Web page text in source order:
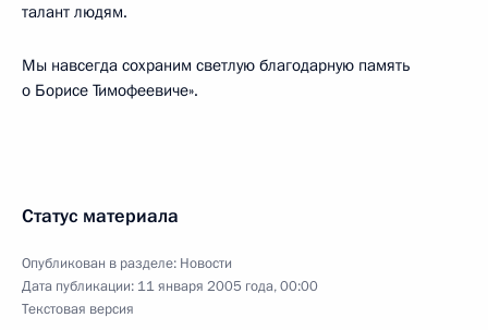
талант людям.
Мы навсегда сохраним светлую благодарную память
о Борисе Тимофеевиче».
Статус материала
Опубликован в разделе: Новости
Дата публикации: 11 января 2005 года, 00:00
Текстовая версия